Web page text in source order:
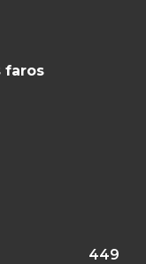
faros
449